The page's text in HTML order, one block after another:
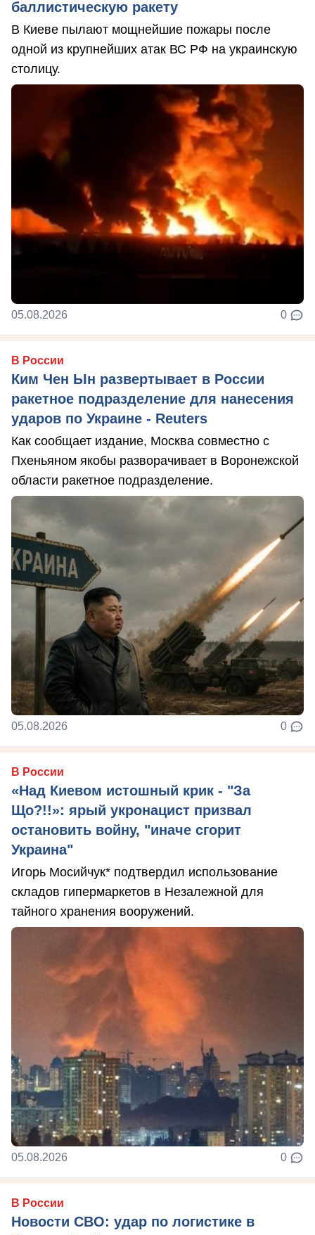
баллистическую ракету
В Киеве пылают мощнейшие пожары после
одной из крупнейших атак ВС РФ на украинскую
столицу.
05.08.2026 0
В России
Ким Чен Ын развертывает в России
ракетное подразделение для нанесения
ударов по Украине - Reuters
Как сообщает издание, Москва совместно с
Пхеньяном якобы разворачивает в Воронежской
области ракетное подразделение.
05.08.2026 0
В России
«Над Киевом истошный крик - "За
Що?!!»: ярый укронацист призвал
остановить войну, "иначе сгорит
Украина"
Игорь Мосийчук* подтвердил использование
складов гипермаркетов в Незалежной для
тайного хранения вооружений.
05.08.2026 0
В России
Новости СВО: удар по логистике в